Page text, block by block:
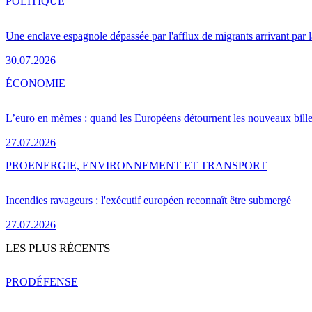
Une enclave espagnole dépassée par l'afflux de migrants arrivant par
30.07.2026
L’euro en mèmes : quand les Européens détournent les nouveaux
27.07.2026
ÉCONOMIE
Incendies ravageurs : l'exécutif européen reconnaît être submergé
27.07.2026
PROENERGIE, ENVIRONNEMENT ET TRANSPORT
LES PLUS RÉCENTS
PRODÉFENSE